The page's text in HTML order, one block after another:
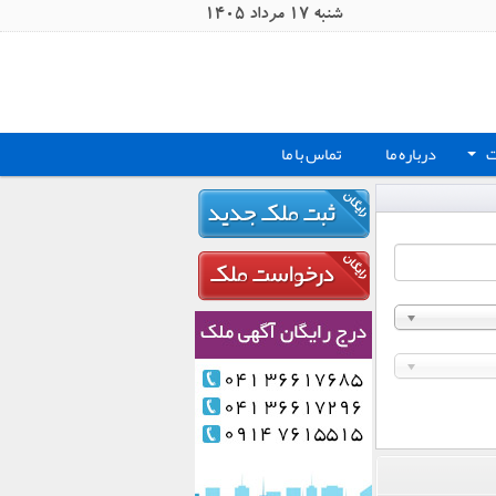
شنبه 17 مرداد 1405
+ درباره ما تماس با ما